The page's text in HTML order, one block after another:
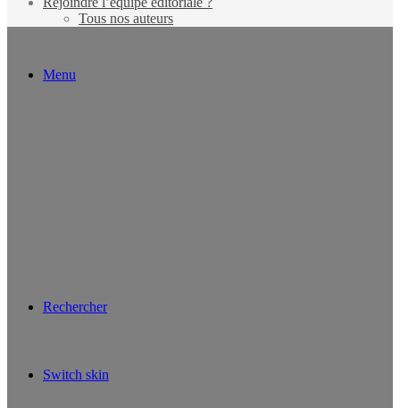
Tous nos auteurs
Menu
Rechercher
Switch skin